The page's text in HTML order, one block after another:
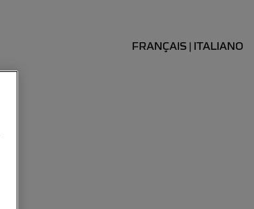
FRANÇAIS ITALIANO